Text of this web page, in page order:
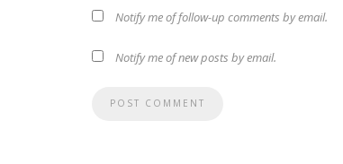
Notify me of follow-up comments by email.
Notify me of new posts by email.